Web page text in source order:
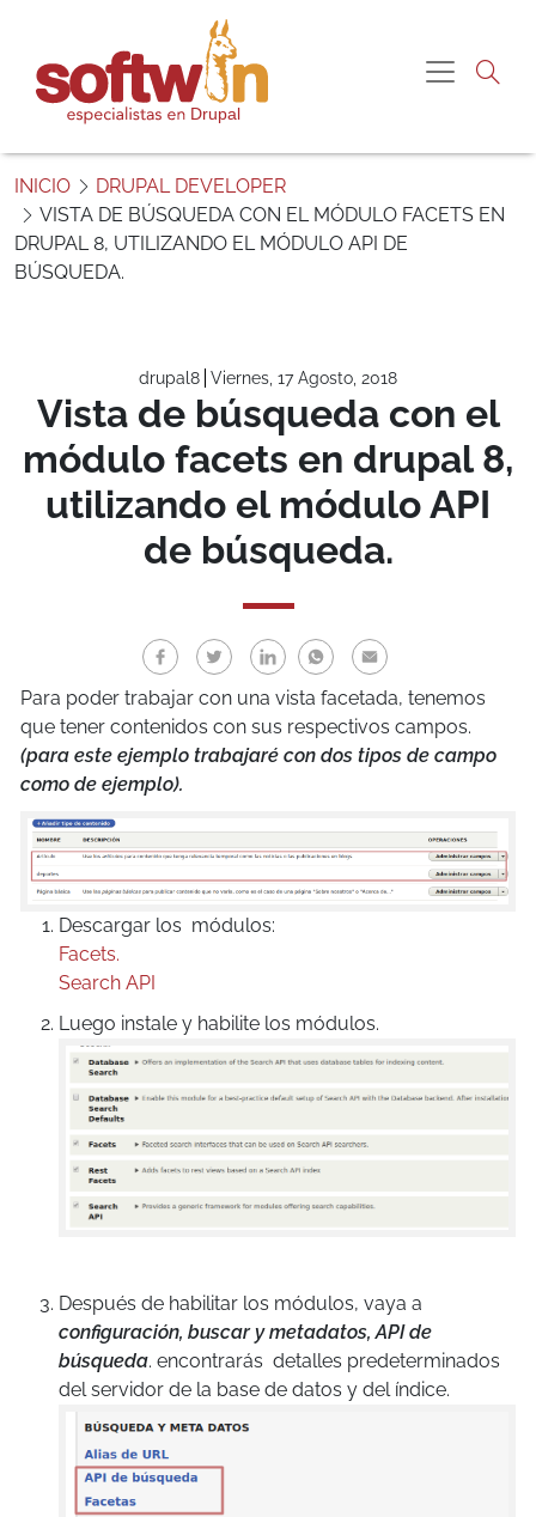
f
w
i
r
ú
INICIO
DRUPAL DEVELOPER
VISTA DE BÚSQUEDA CON EL MÓDULO FACETS EN
DRUPAL 8, UTILIZANDO EL MÓDULO API DE
BÚSQUEDA.
drupal8 Viernes, 17 Agosto, 2018
Vista de búsqueda con el
módulo facets en drupal 8,
utilizando el módulo API
de búsqueda.
Para poder trabajar con una vista facetada, tenemos
que tener contenidos con sus respectivos campos.
(para este ejemplo trabajaré con dos tipos de campo
como de ejemplo).
Descargar los módulos:
Facets.
Search API
Luego instale y habilite los módulos.
Después de habilitar los módulos, vaya a
configuración, buscar y metadatos, API de
búsqueda. encontrarás detalles predeterminados
del servidor de la base de datos y del índice.
Me gustaría más
información sobre:
utilizando el módulo API de búsqueda.”
Nombre
Teléfono
Comentario